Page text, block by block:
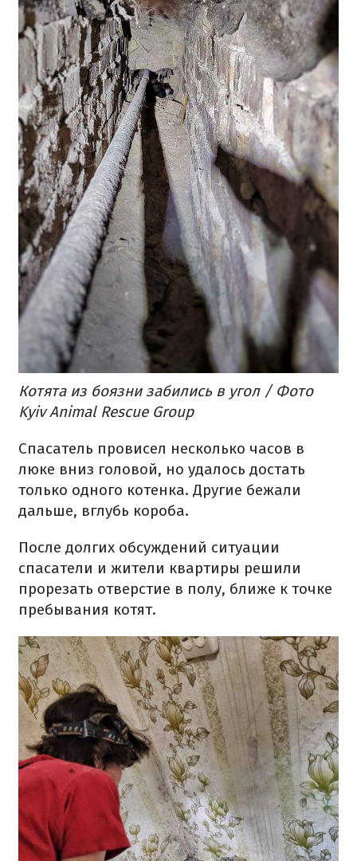
Котята из боязни забились в угол / Фото
Kyiv Animal Rescue Group
Спасатель провисел несколько часов в
люке вниз головой, но удалось достать
только одного котенка. Другие бежали
дальше, вглубь короба.
После долгих обсуждений ситуации
спасатели и жители квартиры решили
прорезать отверстие в полу, ближе к точке
пребывания котят.